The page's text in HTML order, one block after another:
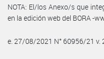
NOTA: El/los Anexo/s que
en la edición web del BORA -
e. 27/08/2021 N° 60956/21 v.